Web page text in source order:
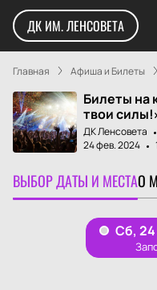
ДК ИМ. ЛЕНСОВЕТА
Главная Афиша и Билеты
Билеты на
твои
ДК Ленсовета
24 фев. 2024
ВЫБОР ДАТЫ И МЕСТАО